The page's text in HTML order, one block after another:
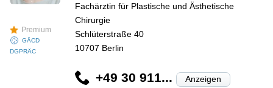
Premium
GÄCD
DGPRÄC
Fachärztin für Plastische und Ästhetische
Chirurgie
Schlüterstraße 40
10707 Berlin
+49 30 911... Anzeigen